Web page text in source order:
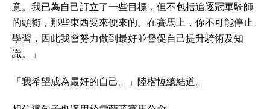
意。我已為自己訂立了一些目標，但不包括追逐冠軍騎師
的頭銜，那些東西要來便來的。在賽馬上，你不可能停止
學習，因此我會努力做到最好並督促自己提升騎術及知
識。」
「我希望成為最好的自己。」陸楷恆總結道。